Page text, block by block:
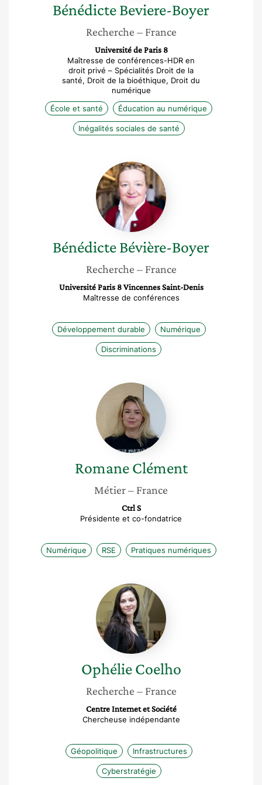
BénédicteBeviere-Boyer
Recherche – France
Université de Paris 8
Maîtresse de conférences-HDR en
droit privé – Spécialités Droit de la
santé, Droit de la bioéthique, Droit du
numérique
École et santé
Éducation au numérique
Inégalités sociales de santé
Bénédicte
Bévière-
Boyer
BénédicteBévière-Boyer
Recherche – France
Université Paris 8 Vincennes Saint-Denis
Maîtresse de conférences
Développement durable Numérique
Discriminations
Romane
Clément
Romane Clément
Métier– France
Ctrl S
Présidente et co-fondatrice
Numérique RSE Pratiques numériques
Ophélie
Coelho
Ophélie Coelho
Recherche – France
Centre Internet et Société
Chercheuse indépendante
Géopolitique Infrastructures
Cyberstratégie